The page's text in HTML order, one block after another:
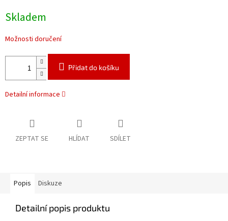
cena:
Skladem
Možnosti doručení
Přidat do košíku
Detailní informace
ZEPTAT SE HLÍDAT SDÍLET
Popis Diskuze
Detailní popis produktu